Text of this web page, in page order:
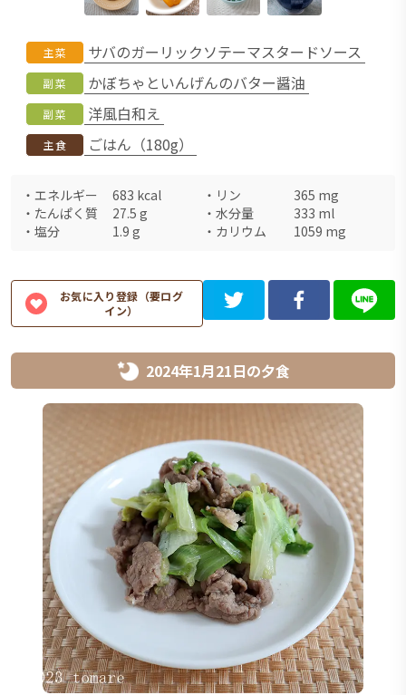
主菜 サバのガーリックソテーマスタードソース
副菜 かぼちゃといんげんのバター醤油
副菜 洋風白和え
主食 ごはん（180g）
・ エネルギー 683 kcal ・ リン 365 mg
・ たんぱく質 27.5 g ・ 水分量 333 ml
・ 塩分 1.9 g ・ カリウム 1059 mg
お気に入り登録（要ログ
イン）
2024年1月21日の夕食